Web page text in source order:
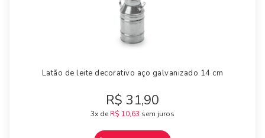
Latão de leite decorativo aço galvanizado 14 cm
R$ 31,90
3x de R$ 10,63 sem juros